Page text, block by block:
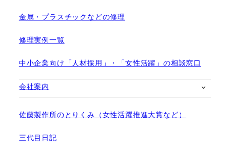
金属・プラスチックなどの修理
修理実例一覧
中小企業向け「人材採用」・「女性活躍」の相談窓口
会社案内
佐藤製作所のとりくみ（女性活躍推進大賞など）
三代目日記